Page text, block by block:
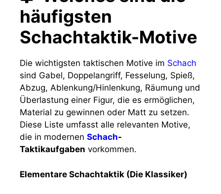
häufigsten
Schachtaktik-Motive
Die wichtigsten taktischen Motive im Schach
sind Gabel, Doppelangriff, Fesselung, Spieß,
Abzug, Ablenkung/Hinlenkung, Räumung und
Überlastung einer Figur, die es ermöglichen,
Material zu gewinnen oder Matt zu setzen.
Diese Liste umfasst alle relevanten Motive,
die in modernen Schach-
Taktikaufgaben vorkommen.
Elementare Schachtaktik (Die Klassiker)